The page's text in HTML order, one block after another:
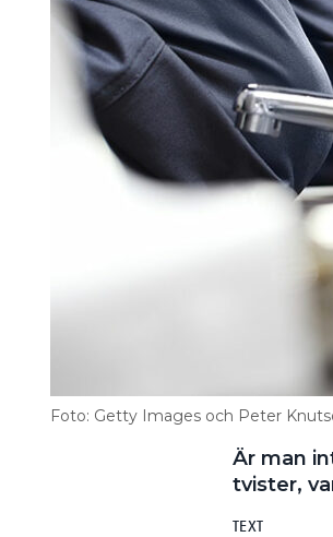
Information om GDPR
Search for:
SEARCH
Foto: Getty Images och Peter
Är man
tvister,
TEXT